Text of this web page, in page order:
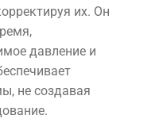
их. Он
давление и
не создавая